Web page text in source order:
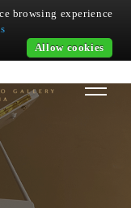
browsing experience
Allow cookies